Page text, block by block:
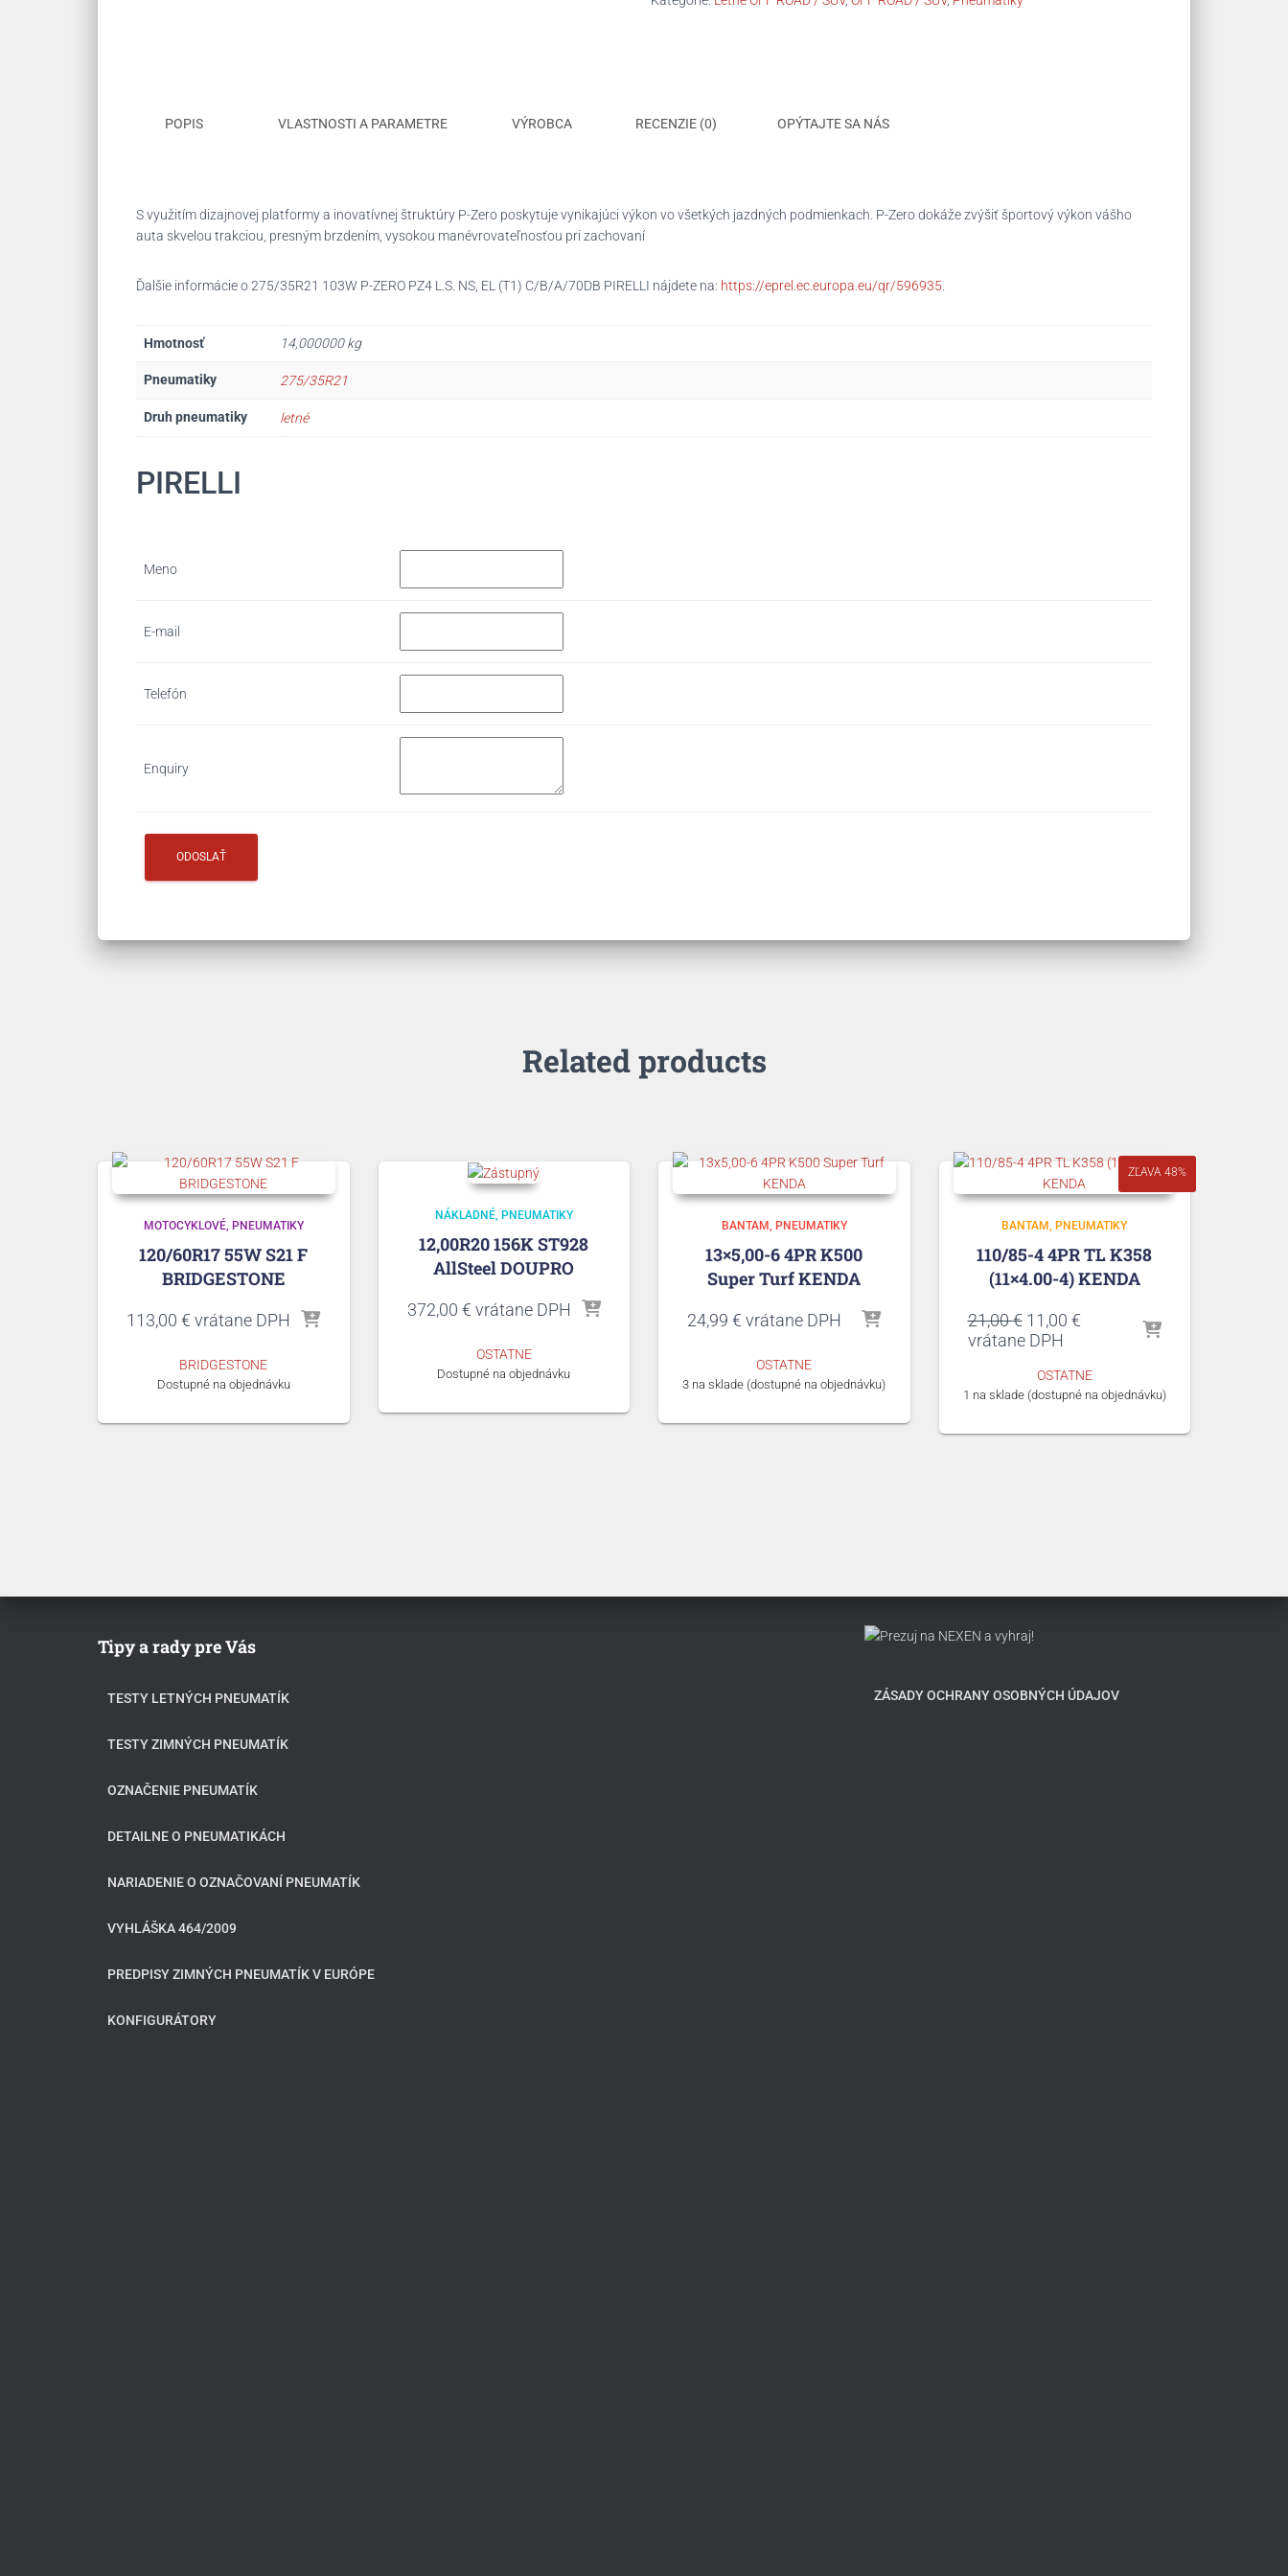
POPIS VLASTNOSTI A PARAMETRE VÝROBCA RECENZIE (0) OPÝTAJTE SA NÁS
S využitím dizajnovej platformy a inovatívnej štruktúry P-Zero poskytuje vynikajúci výkon vo všetkých jazdných podmienkach. P-Zero dokáže zvýšiť športový výkon vášho
auta skvelou trakciou, presným brzdením, vysokou manévrovateľnosťou pri zachovaní
Ďalšie informácie o 275/35R21 103W P-ZERO PZ4 L.S. NS, EL (T1) C/B/A/70DB PIRELLI nájdete na: https://eprel.ec.europa.eu/qr/596935
Hmotnosť 14,000000 kg
Pneumatiky 275/35R21
Druh pneumatiky letné
PIRELLI
Meno
E-mail
Telefón
Enquiry
Related products
MOTOCYKLOVÉ PNEUMATIKY
120/60R17 55W S21 F
BRIDGESTONE
113,00 € vrátane DPH
BRIDGESTONE
Dostupné na objednávku
NÁKLADNÉ PNEUMATIKY
12,00R20 156K ST928
AllSteel DOUPRO
372,00 € vrátane DPH
OSTATNE
Dostupné na objednávku
BANTAM PNEUMATIKY
13×5,00-6 4PR K500
Super Turf KENDA
24,99 € vrátane DPH
OSTATNE
3 na sklade (dostupné na objednávku)
ZĽAVA 48%
BANTAM PNEUMATIKY
110/85-4 4PR TL K358
(11×4.00-4) KENDA
21,00€ Pôvodná
cena
21,00 €.
11,00 €Aktuálna
11,00 €.
vrátane DPH
OSTATNE
1 na sklade (dostupné na objednávku)
Tipy a rady pre Vás
TESTY LETNÝCH PNEUMATÍK
TESTY ZIMNÝCH PNEUMATÍK
OZNAČENIE PNEUMATÍK
DETAILNE O PNEUMATIKÁCH
NARIADENIE O OZNAČOVANÍ PNEUMATÍK
VYHLÁŠKA 464/2009
PREDPISY ZIMNÝCH PNEUMATÍK V EURÓPE
KONFIGURÁTORY
ZÁSADY OCHRANY OSOBNÝCH ÚDAJOV